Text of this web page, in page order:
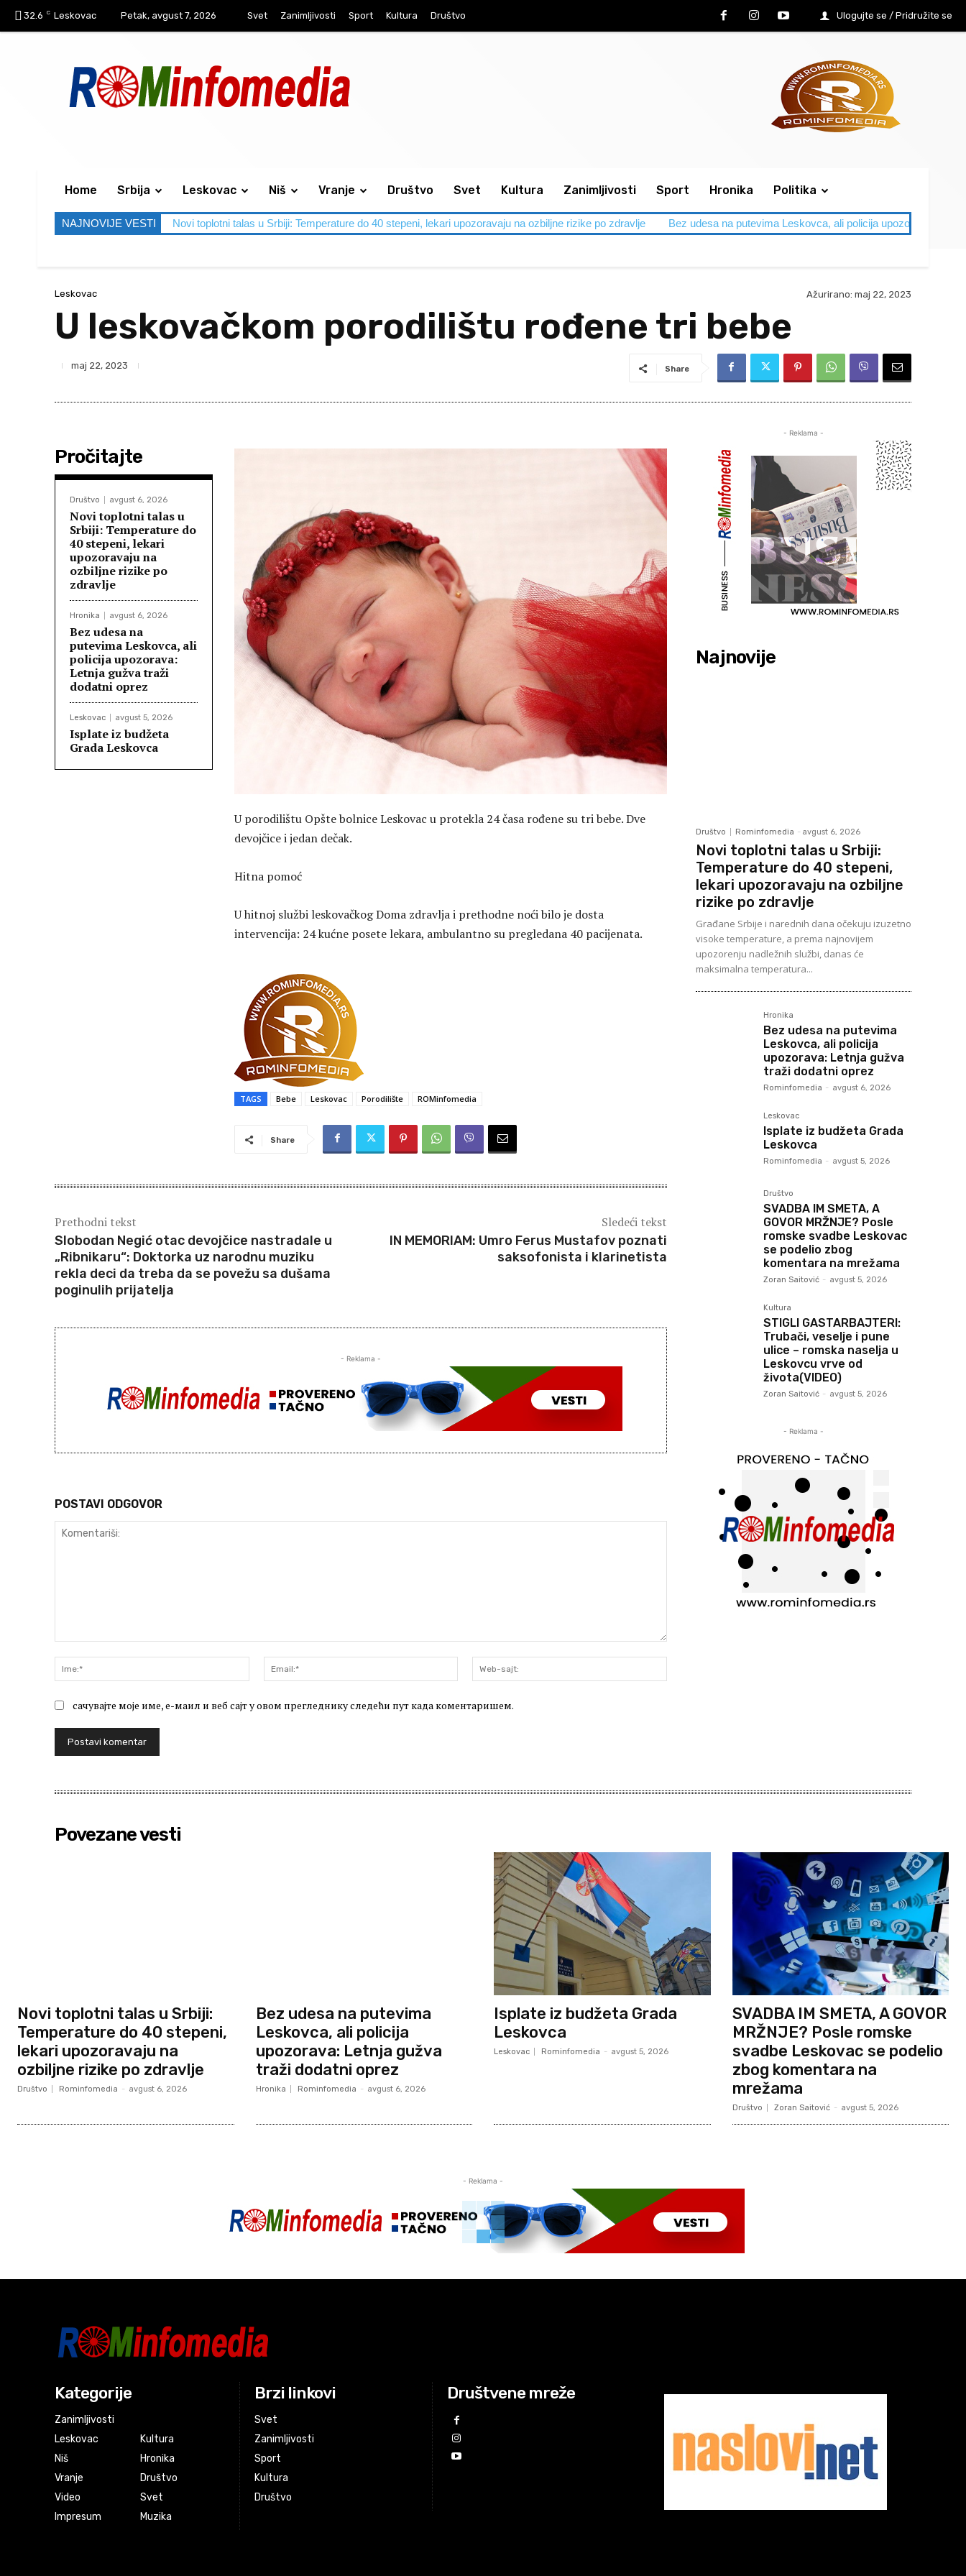
32.6 C Leskovac Petak, avgust 7, 2026 Svet Zanimljivosti Sport Kultura Društvo Ulogujte se / Pridružite se
Home Srbija Leskovac Niš Vranje Društvo Svet Kultura Zanimljivosti Sport Hronika Politika
NAJNOVIJE VESTI Novi toplotni talas u Srbiji: Temperature do 40 stepeni, lekari upozoravaju na ozbiljne rizike po zdravlje Bez udesa na putevima Leskovca, ali policija upozorava:
Leskovac Ažurirano: maj 22, 2023
U leskovačkom porodilištu rođene tri bebe
maj 22, 2023 Share
Pročitajte
Društvo avgust 6, 2026
Novi toplotni talas u
Srbiji: Temperature do
40 stepeni, lekari
upozoravaju na
ozbiljne rizike po
zdravlje
Hronika avgust 6, 2026
Bez udesa na
putevima Leskovca, ali
policija upozorava:
Letnja gužva traži
dodatni oprez
Leskovac avgust 5, 2026
Isplate iz budžeta
Grada Leskovca
U porodilištu Opšte bolnice Leskovac u protekla 24 časa rođene su tri bebe. Dve
devojčice i jedan dečak.
Hitna pomoć
U hitnoj službi leskovačkog Doma zdravlja i prethodne noći bilo je dosta
intervencija: 24 kućne posete lekara, ambulantno su pregledana 40 pacijenata.
TAGS Bebe Leskovac Porodilište ROMinfomedia
Share
Prethodni tekst
Slobodan Negić otac devojčice nastradale u
„Ribnikaru“: Doktorka uz narodnu muziku
rekla deci da treba da se povežu sa dušama
poginulih prijatelja
Sledeći tekst
IN MEMORIAM: Umro Ferus Mustafov poznati
saksofonista i klarinetista
- Reklama -
POSTAVI ODGOVOR
Ime:*
Email:*
sajt:
сачувајте моје име, е-маил и веб сајт у овом прегледнику следећи пут када коментаришем.
- Reklama -
Najnovije
Društvo Rominfomedia - avgust 6, 2026
Novi toplotni talas u Srbiji:
Temperature do 40 stepeni,
lekari upozoravaju na ozbiljne
rizike po zdravlje
Građane Srbije i narednih dana očekuju izuzetno
visoke temperature, a prema najnovijem
upozorenju nadležnih službi, danas će
maksimalna temperatura...
Hronika
Bez udesa na putevima
Leskovca, ali policija
upozorava: Letnja gužva
traži dodatni oprez
Rominfomedia - avgust 6, 2026
Leskovac
Isplate iz budžeta Grada
Leskovca
Rominfomedia - avgust 5, 2026
Društvo
SVADBA IM SMETA, A
GOVOR MRŽNJE? Posle
romske svadbe Leskovac
se podelio zbog
komentara na mrežama
Zoran Saitović - avgust 5, 2026
Kultura
STIGLI GASTARBAJTERI:
Trubači, veselje i pune
ulice – romska naselja u
Leskovcu vrve od
života(VIDEO)
Zoran Saitović - avgust 5, 2026
- Reklama -
Povezane vesti
Novi toplotni talas u Srbiji:
Temperature do 40 stepeni,
lekari upozoravaju na
ozbiljne rizike po zdravlje
Društvo Rominfomedia - avgust 6, 2026
Bez udesa na putevima
Leskovca, ali policija
upozorava: Letnja gužva
traži dodatni oprez
Hronika Rominfomedia - avgust 6, 2026
Isplate iz budžeta Grada
Leskovca
Leskovac Rominfomedia - avgust 5, 2026
SVADBA IM SMETA, A GOVOR
MRŽNJE? Posle romske
svadbe Leskovac se podelio
zbog komentara na
mrežama
Društvo Zoran Saitović - avgust 5, 2026
- Reklama -
Kategorije
Zanimljivosti
Leskovac
Niš
Vranje
Video
Impresum
Kultura
Hronika
Društvo
Svet
Muzika
Brzi linkovi
Svet
Zanimljivosti
Sport
Kultura
Društvo
Društvene mreže